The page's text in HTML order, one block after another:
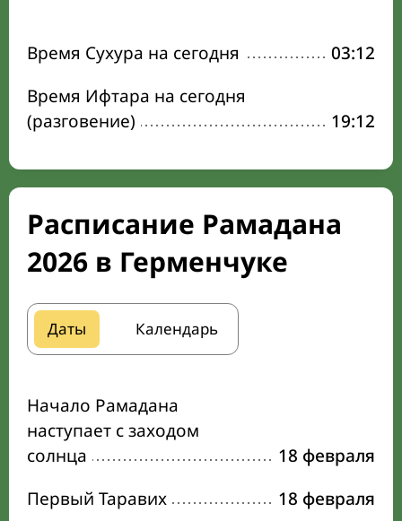
Время Сухура на сегодня
03:12
Время Ифтара на сегодня
(разговение)
19:12
Расписание Рамадана
2026 в Герменчуке
Даты Календарь
Начало Рамадана
наступает с заходом
солнца
18 февраля
Первый Таравих
18 февраля